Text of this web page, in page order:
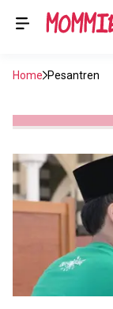
Home Pesantren